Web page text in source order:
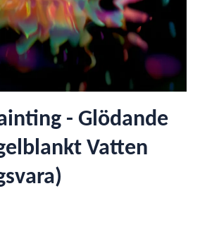
- Glödande
Vatten